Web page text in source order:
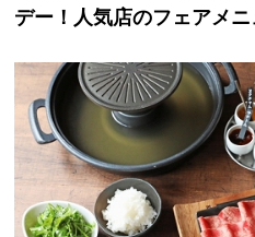
デー！人気店のフェアメ